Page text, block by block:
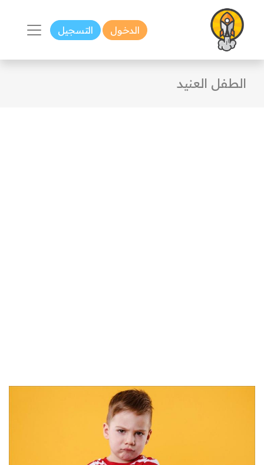
الدخول التسجيل
الطفل العنيد